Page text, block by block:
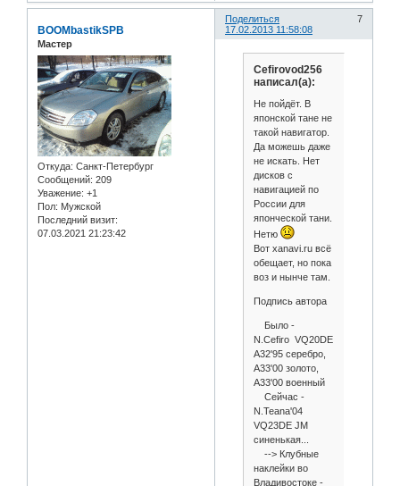
Поделиться
7
17.02.2013 11:58:08
BOOMbastikSPB
Мастер
Откуда: Санкт-Петербург
Сообщений: 209
Уважение: +1
Пол: Мужской
Последний визит:
07.03.2021 21:23:42
Cefirovod256
написал(а):
Не пойдёт. В
японской тане не
такой навигатор.
Да можешь даже
не искать. Нет
дисков с
навигацией по
России для
японческой тани.
Нетю
Вот xanavi.ru всё
обещает, но пока
воз и нынче там.
Подпись автора
Было -
N.Cefiro VQ20DE
A32'95 серебро,
A33'00 золото,
A33'00 военный
Сейчас -
N.Teana'04
VQ23DE JM
синенькая...
--> Клубные
наклейки во
Владивостоке -